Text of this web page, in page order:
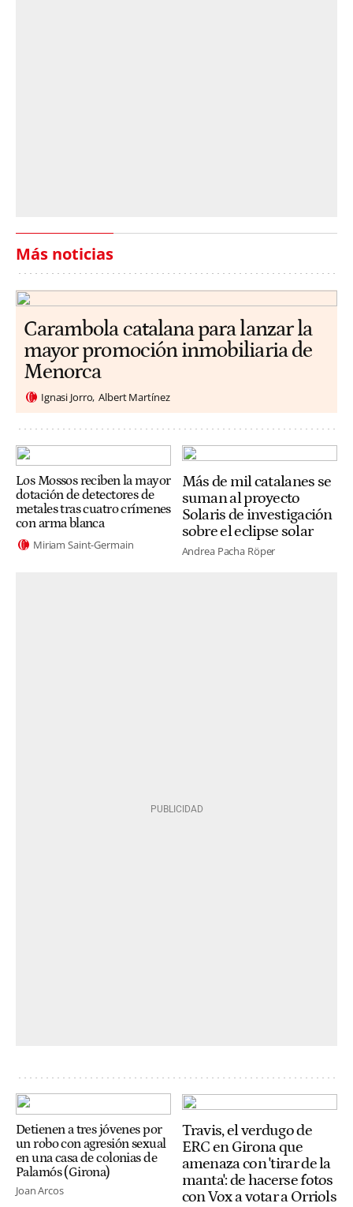
Más noticias
Carambola catalana para lanzar la
mayor promoción inmobiliaria de
Menorca
Ignasi Jorro Albert Martínez
Los Mossos reciben la mayor
dotación de detectores de
metales tras cuatro crímenes
con arma blanca
Miriam Saint-Germain
Más de mil catalanes se
suman al proyecto
Solaris de investigación
sobre el eclipse solar
Andrea Pacha Röper
Detienen a tres jóvenes por
un robo con agresión sexual
en una casa de colonias de
Palamós (Girona)
Joan Arcos
Travis, el verdugo de
ERC en Girona que
amenaza con 'tirar de la
manta': de hacerse fotos
con Vox a votar a Orriols